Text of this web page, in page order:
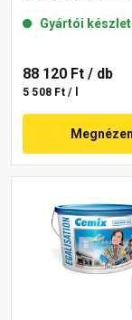
Gyártói
88 120 Ft / db
5 508 Ft / l